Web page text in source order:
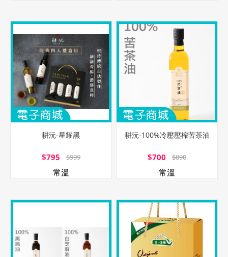
耕沅-星耀黑
$795 $999
常溫
耕沅-100%冷壓壓榨苦茶油
$700 $890
常溫